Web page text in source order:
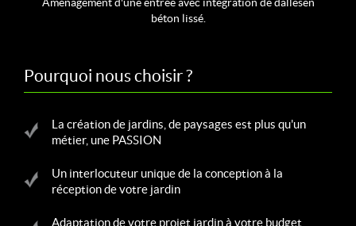
béton lissé.
Pourquoi nous choisir ?
La création de jardins, de paysages est plus qu'un
métier, une PASSION
Un interlocuteur unique de la conception à la
réception de votre jardin
Adaptation de votre projet jardin à votre budget